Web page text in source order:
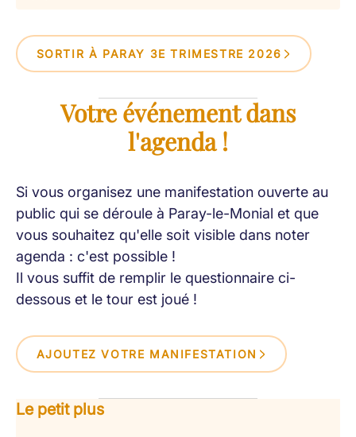
SORTIR À PARAY 3E TRIMESTRE 2026
Votre événement dans
l'agenda !
Si vous organisez une manifestation ouverte au
public qui se déroule à Paray-le-Monial et que
vous souhaitez qu'elle soit visible dans noter
agenda : c'est possible !
Il vous suffit de remplir le questionnaire ci-
dessous et le tour est joué !
AJOUTEZ VOTRE MANIFESTATION
Le petit plus